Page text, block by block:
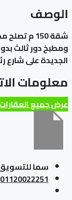
الوصف
ومطبخ دور ثالث
الجديدة على شارع
معلومات
عرض جميع
سما
01120022251